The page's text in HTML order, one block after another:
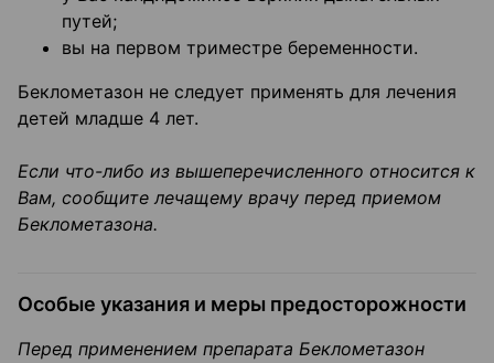
путей;
вы на первом триместре беременности.
Беклометазон не следует применять для лечения
детей младше 4 лет.
Если что-либо из вышеперечисленного относится к
Вам, сообщите лечащему врачу перед приемом
Беклометазона.
Особые указания и меры предосторожности
Перед применением препарата Беклометазон